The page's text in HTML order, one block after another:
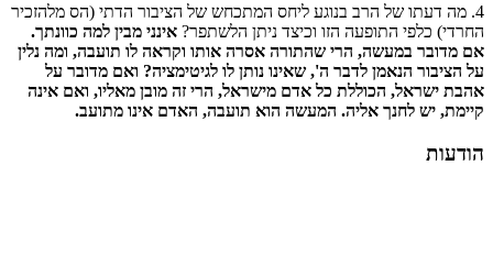
4. מה דעתו של הרב בנוגע ליחס המתכחש של הציבור הדתי (הס מלהזכיר
החרדי) כלפי התופעה הזו וכיצד ניתן הלשתפר? אינני מבין למה כוונתך.
אם מדובר במעשה, הרי שהתורה אסרה אותו וקראה לו תועבה, ומה נלין
על הציבור הנאמן לדבר ה', שאינו נותן לו לגיטימציה? ואם מדובר על
אהבת ישראל, הכוללת כל אדם מישראל, הרי זה מובן מאליו, ואם אינה
קיימת, יש לחנך אליה. המעשה הוא תועבה, האדם אינו מתועב.
הודעות